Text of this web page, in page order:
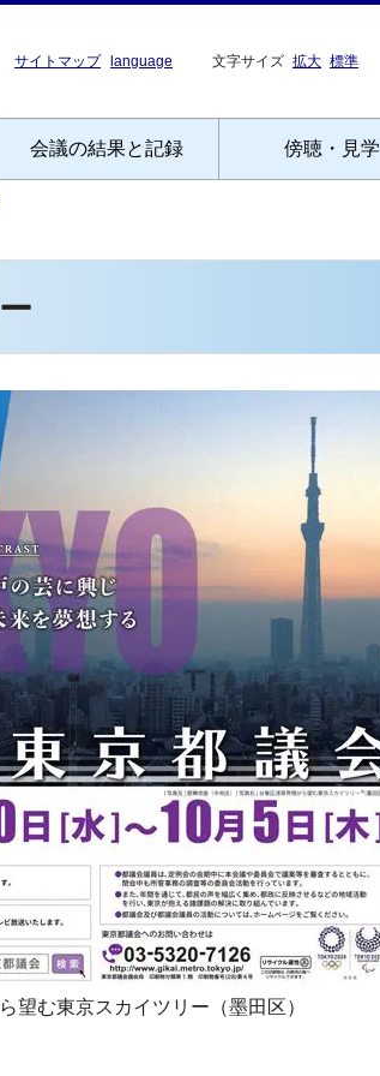
サイトマップ language 文字サイズ 拡大 標準
会議の結果と記録 傍聴・見学
望む東京スカイツリー（墨田区）